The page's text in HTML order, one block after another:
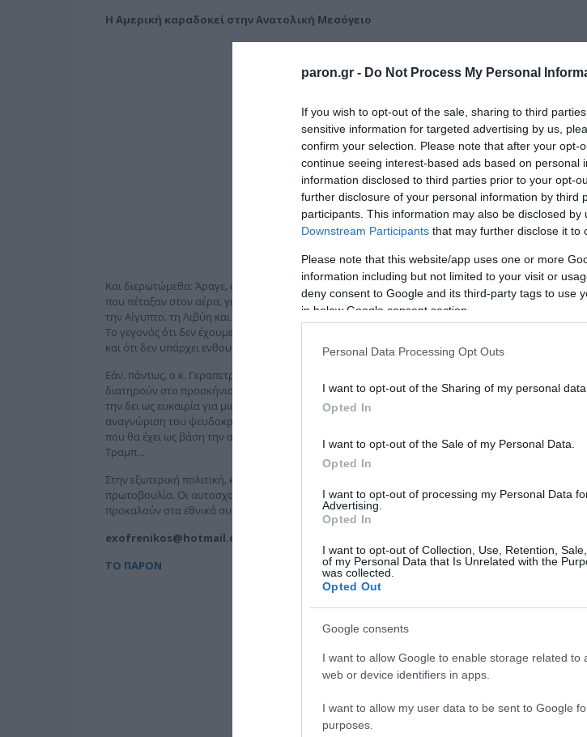
paron.gr - Do Not Process My Personal
If you wish to opt-out of the sale, sharing to third
sensitive information for targeted advertising by us,
confirm your selection. Please note that after your opt-
continue seeing interest-based ads based on personal
information disclosed to third parties prior to your opt-
further disclosure of your personal information by third
participants. This information may also be disclosed
Downstream Participants that may further disclose it to
Please note that this website/app uses one or more
information including but not limited to your visit or
deny consent to Google and its third-party tags to use
in below Google consent section.
Personal Data Processing Opt Outs
I want to opt-out of the Sharing of my personal data.
Opted In
I want to opt-out of the Sale of my Personal Data.
Opted In
I want to opt-out of processing my Personal Data
Advertising.
Opted In
I want to opt-out of Collection, Use, Retention,
of my Personal Data that Is Unrelated with the
was collected.
Opted Out
Google consents
I want to allow Google to enable storage related to
web or device identifiers in apps.
I want to allow my user data to be sent to Google
purposes.
Η Αμερική καραδοκεί στην Ανατολική Μεσόγειο
Και διερωτώμεθα: Άραγε, ο πρωθυπουργός και ο υπουργός Εξωτερικών έχουν επεξεργαστεί
που πέταξαν στον αέρα, για συ­γκρότηση Φόρουμ Ανατολικής Μεσογείου από πέντε χώρες, την
την Αίγυπτο, τη Λιβύη και την Κύπρο; Έχει υπάρξει στοιχειώδης συνεννόηση με τη Λευκωσία για
Το γεγονός ότι δεν έχουμε δει καμία αντίδραση ακόμη από τη Λευκωσία μάλλον δείχνει ότι αγνοεί
και ότι δεν υπάρχει ενθουσιασμός για την ιδέα.
Εάν, πάντως, ο κ. Γεραπετρίτης και οι ομόλογοί του επιμένουν να «ζυμώνουν» αυτήν την πρόταση
διατηρούν στο προσκήνιο, ας προσέξουν, γιατί μπορεί να θελήσει να εμπλακεί και η αμερικανική
την δει ως ευκαιρία για μια «λύση» στα ελληνοτουρκικά, έστω και αν αυτό οδηγήσει αρχικά σε μια
αναγνώριση του ψευδοκράτους, ώστε να μη… ναυαγήσει το Φόρουμ, και αμέσως μετά σε μια
που θα έχει ως βάση την αντίληψη περί δίκαιης εμπορικής μοιρασιάς, από την οποία διακατέχεται
Τραμπ…
Στην εξωτερική πολιτική, και ειδικά στα ελληνοτουρκικά, απαιτείται σοβαρός σχεδιασμός για κάθε
πρωτοβουλία. Οι αυτοσχεδιασμοί, η αλαζονική στάση και ο ξερολισμός δεν οδηγούν πουθενά και
προκαλούν στα εθνικά συμφέροντα.
exofrenikos@hotmail.com
ΤΟ ΠΑΡΟΝ